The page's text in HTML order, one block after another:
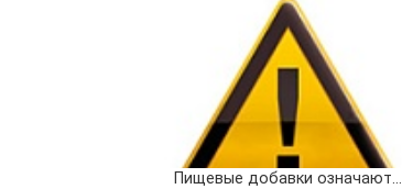
Пищевые добавки означают…